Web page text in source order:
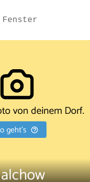
Fenster
von deinem Dorf.
geht's